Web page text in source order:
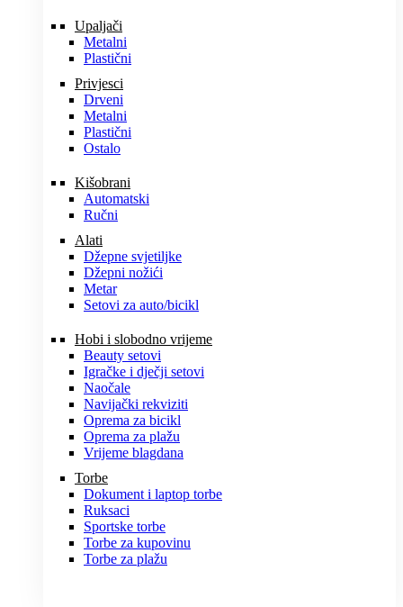
Upaljači
Metalni
Plastični
Privjesci
Drveni
Metalni
Plastični
Ostalo
Kišobrani
Automatski
Ručni
Alati
Džepne svjetiljke
Džepni nožići
Metar
Setovi za auto/bicikl
Hobi i slobodno vrijeme
Beauty setovi
Igračke i dječji setovi
Naočale
Navijački rekviziti
Oprema za bicikl
Oprema za plažu
Vrijeme blagdana
Torbe
Dokument i laptop torbe
Ruksaci
Sportske torbe
Torbe za kupovinu
Torbe za plažu